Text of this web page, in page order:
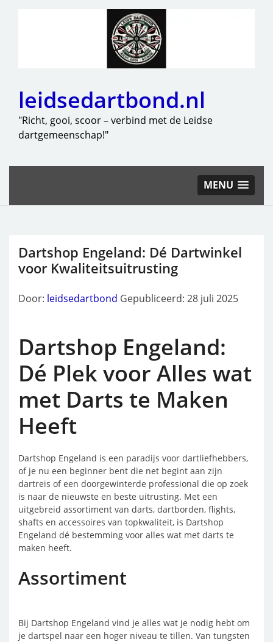
leidsedartbond.nl
"Richt, gooi, scoor – verbind met de Leidse
dartgemeenschap!"
MENU
Dartshop Engeland: Dé Dartwinkel
voor Kwaliteitsuitrusting
Door: leidsedartbond Gepubliceerd: 28 juli 2025
Dartshop Engeland:
Dé Plek voor Alles wat
met Darts te Maken
Heeft
Dartshop Engeland is een paradijs voor dartliefhebbers,
of je nu een beginner bent die net begint aan zijn
dartreis of een doorgewinterde professional die op zoek
is naar de nieuwste en beste uitrusting. Met een
uitgebreid assortiment van darts, dartborden, flights,
shafts en accessoires van topkwaliteit, is Dartshop
Engeland dé bestemming voor alles wat met darts te
maken heeft.
Assortiment
Bij Dartshop Engeland vind je alles wat je nodig hebt om
je dartspel naar een hoger niveau te tillen. Van tungsten